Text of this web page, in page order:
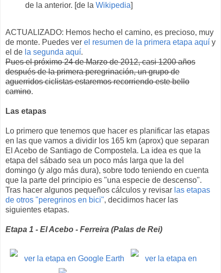
de la anterior. [de la Wikipedia]
ACTUALIZADO: Hemos hecho el camino, es precioso, muy
de monte. Puedes ver el resumen de la primera etapa aquí y
el de la segunda aquí.
Pues el próximo 24 de Marzo de 2012, casi 1200 años
después de la primera peregrinación, un grupo de
aguerridos ciclistas estaremos recorriendo este bello
camino.
Las etapas
Lo primero que tenemos que hacer es planificar las etapas
en las que vamos a dividir los 165 km (aprox) que separan
El Acebo de Santiago de Compostela. La idea es que la
etapa del sábado sea un poco más larga que la del
domingo (y algo más dura), sobre todo teniendo en cuenta
que la parte del principio es "una especie de descenso".
Tras hacer algunos pequeños cálculos y revisar las etapas
de otros "peregrinos en bici", decidimos hacer las
siguientes etapas.
Etapa 1 - El Acebo - Ferreira (Palas de Rei)
ver la etapa en Google Earth ver la etapa en